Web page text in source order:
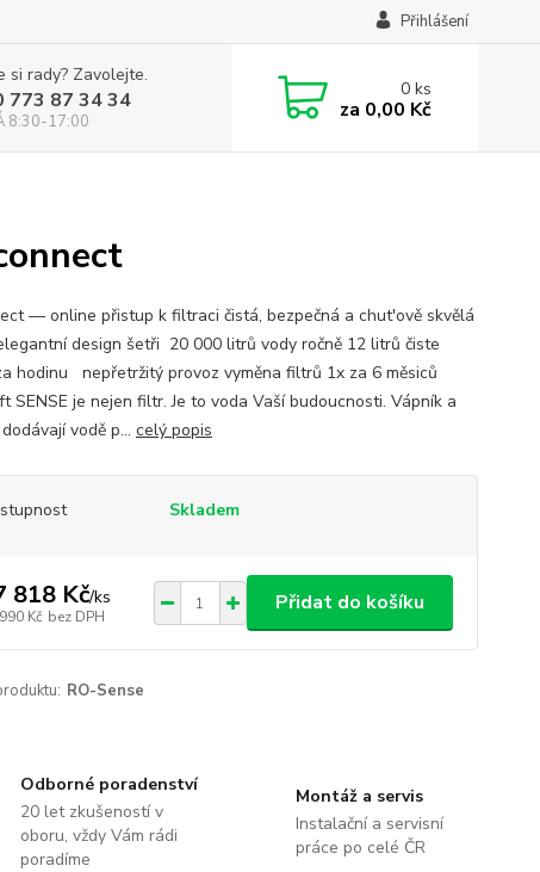
Přihlášení
si rady? Zavolejte.
773 87 34 34
8:30-17:00
0ks
za 0,00 Kč
— online přistup k filtraci čistá, bezpečná a chut'ově skvělá
design šetři 20 000 litrů vody ročně 12 litrů čiste
hodinu nepřetržitý provoz vyměna filtrů 1x za 6 měsiců
SENSE je nejen filtr. Je to voda Vaší budoucnosti. Vápník a
vodě p... celý popis
Skladem
818 Kč/ks
Kč bez DPH
Přidat do košíku
RO-Sense
Odborné poradenství
20 let zkušeností v
oboru, vždy Vám rádi
poradíme
Montáž a servis
Instalační a servisní
práce po celé ČR